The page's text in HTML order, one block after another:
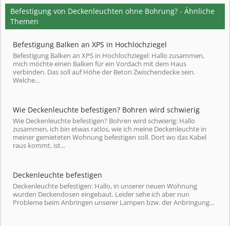
Befestigung von Deckenleuchten ohne Bohrung? - Ähnliche
Themen
Befestigung Balken an XPS in Hochlochziegel
Befestigung Balken an XPS in Hochlochziegel: Hallo zusammen,
mich möchte einen Balken für ein Vordach mit dem Haus
verbinden. Das soll auf Höhe der Beton Zwischendecke sein.
Welche...
Wie Deckenleuchte befestigen? Bohren wird schwierig
Wie Deckenleuchte befestigen? Bohren wird schwierig: Hallo
zusammen, ich bin etwas ratlos, wie ich meine Deckenleuchte in
meiner gemieteten Wohnung befestigen soll. Dort wo das Kabel
raus kommt, ist...
Deckenleuchte befestigen
Deckenleuchte befestigen: Hallo, in unserer neuen Wohnung
wurden Deckendosen eingebaut. Leider sehe ich aber nun
Probleme beim Anbringen unserer Lampen bzw. der Anbringung...